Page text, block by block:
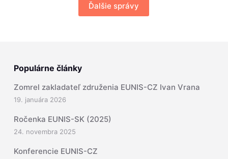
Ďalšie správy
Populárne články
Zomrel zakladateľ združenia EUNIS-CZ Ivan Vrana
19. januára 2026
Ročenka EUNIS-SK (2025)
24. novembra 2025
Konferencie EUNIS-CZ